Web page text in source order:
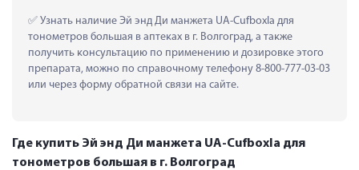
Узнать наличие Эй энд Ди манжета UA-Cufboxla для
тонометров большая в аптеках в г. Волгоград, а также
получить консультацию по применению и дозировке этого
препарата, можно по справочному телефону 8-800-777-03-03
или через форму обратной связи на сайте.
Где купить Эй энд Ди манжета UA-Cufboxla для
тонометров большая в г. Волгоград